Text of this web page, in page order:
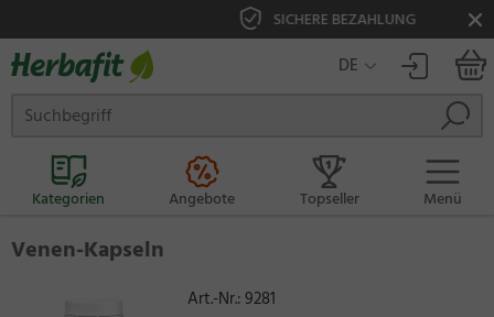
SICHERE BEZAHLUNG
DE
Kategorien Angebote Topseller Menü
Venen-Kapseln
Art.-Nr.:9281